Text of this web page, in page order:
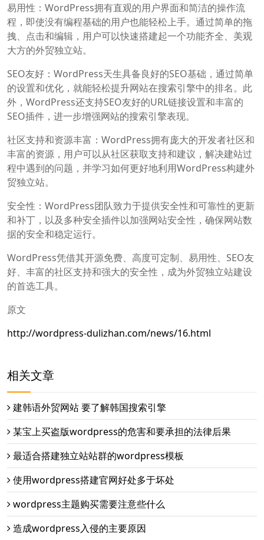
易用性：WordPress拥有直观的用户界面和简洁的操作流
程，即使没有编程基础的用户也能轻松上手。通过简单的拖
拽、点击和编辑，用户可以快速搭建起一个功能齐全、美观
大方的外贸独立站。
SEO友好：WordPress天生具备良好的SEO基础，通过简单
的设置和优化，就能轻松提升网站在搜索引擎中的排名。此
外，WordPress还支持SEO友好的URL链接设置和丰富的
SEO插件，进一步增强网站的搜索引擎表现。
社区支持和资源丰富：WordPress拥有庞大的开发者社区和
丰富的资源，用户可以从社区获取支持和建议，解决建站过
程中遇到的问题，并学习如何更好地利用WordPress构建外
贸独立站。
安全性：WordPress团队致力于提供安全性和可靠性的更新
和补丁，以及多种安全插件以加强网站安全性，确保网站数
据的安全和稳定运行。
WordPress凭借其开源免费、高度可定制、易用性、SEO友
好、丰富的社区支持和强大的安全性，成为外贸独立站建设
的首选工具。
原文
http://wordpress-dulizhan.com/news/16.html
相关文章
建韩语外贸网站 要了解韩国搜索引擎
某宝上买盗版wordpress的危害和要承担的法律后果
最适合搭建独立站站群的wordpress模板
使用wordpress搭建官网好处多于坏处
wordpress主题购买需要注意些什么
造成wordpress入侵的主要原因